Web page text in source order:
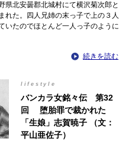
県北安曇郡北城村にて横沢菊次郎と
れた。四人兄姉の末っ子で上の３人
いたのでほとんど一人っ子のように
続きを読む
lifestyle
バンカラ女銘々伝 第32
回 堕胎罪で裁かれた
「生娘」志賀暁子 （文：
平山亜佐子）